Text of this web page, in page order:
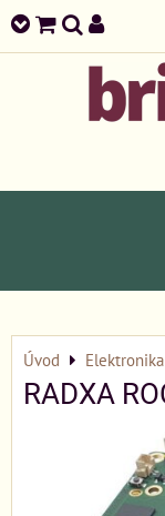
Úvod Elektronika
RADXA